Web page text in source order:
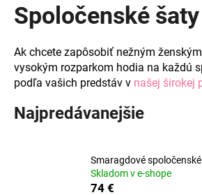
Spoločenské
Ak chcete zapôsobiť nežným
vysokým rozparkom hodia na každú
podľa vašich predstáv v našej širokej
Najpredávanejšie
Smaragdové
Skladom v e-shope
74 €